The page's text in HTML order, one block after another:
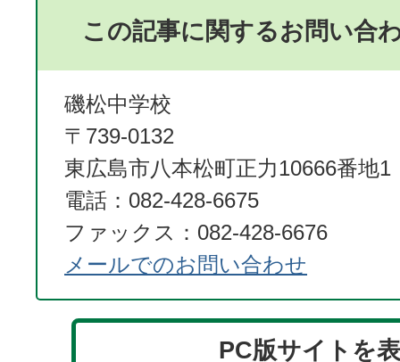
この記事に関するお問い合
磯松中学校
〒739-0132
東広島市八本松町正力10666番地1
電話：082-428-6675
ファックス：082-428-6676
メールでのお問い合わせ
PC版サイトを